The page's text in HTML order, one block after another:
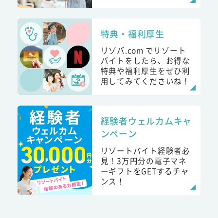
特典・福利厚生
リゾバ.com でリゾート
バイトをしたら、お得な
特典や福利厚生をぜひ利
用してみてくださいね！
経験者ウェルカムキャ
ンペーン
リゾートバイト経験者必
見！3万円分の電子マネ
ーギフトをGETするチャ
ンス！